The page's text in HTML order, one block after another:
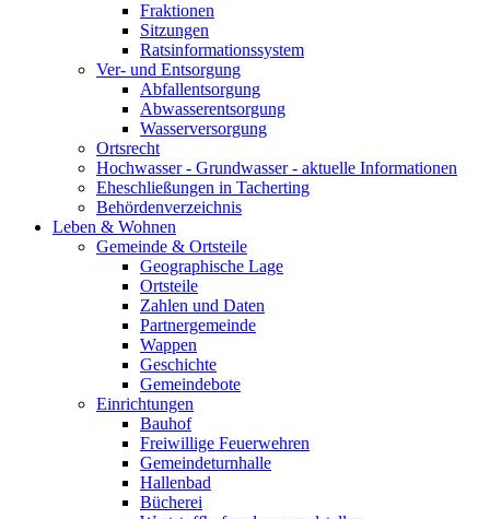
Fraktionen
Sitzungen
Ratsinformationssystem
Ver- und Entsorgung
Abfallentsorgung
Abwasserentsorgung
Wasserversorgung
Ortsrecht
Hochwasser - Grundwasser - aktuelle Informationen
Eheschließungen in Tacherting
Behördenverzeichnis
Leben & Wohnen
Gemeinde & Ortsteile
Geographische Lage
Ortsteile
Zahlen und Daten
Partnergemeinde
Wappen
Geschichte
Gemeindebote
Einrichtungen
Bauhof
Freiwillige Feuerwehren
Gemeindeturnhalle
Hallenbad
Bücherei